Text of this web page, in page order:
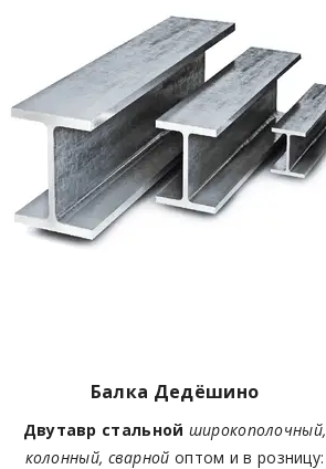
Балка Дедёшино
Двутавр стальной широкополочный,
колонный, сварной оптом и в розницу: